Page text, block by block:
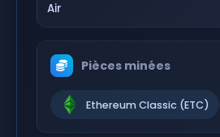
Air
Pièces minées
Ethereum Classic (ETC)